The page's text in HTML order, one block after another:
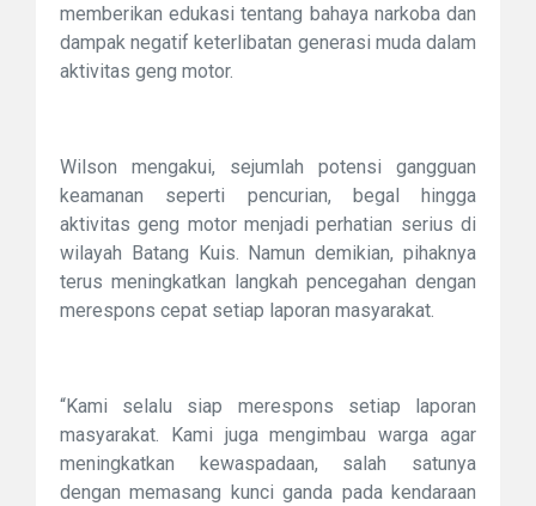
memberikan edukasi tentang bahaya narkoba dan
dampak negatif keterlibatan generasi muda dalam
aktivitas geng motor.
Wilson mengakui, sejumlah potensi gangguan
keamanan seperti pencurian, begal hingga
aktivitas geng motor menjadi perhatian serius di
wilayah Batang Kuis. Namun demikian, pihaknya
terus meningkatkan langkah pencegahan dengan
merespons cepat setiap laporan masyarakat.
“Kami selalu siap merespons setiap laporan
masyarakat. Kami juga mengimbau warga agar
meningkatkan kewaspadaan, salah satunya
dengan memasang kunci ganda pada kendaraan